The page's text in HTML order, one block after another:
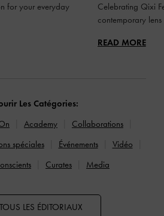
for your everyday
Celebrating Qixi
contemporary lens
READ MORE
Les Catégories:
Academy
Collaborations
spéciales Événements
Vidéo
Curates Media
LES ÉDITORIAUX